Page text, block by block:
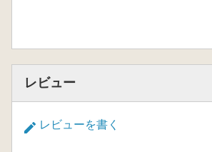
レビュー
レビューを書く